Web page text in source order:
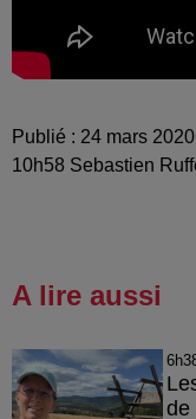
Publié : 24 mars
10h58 Sebastien
A lire aussi
de